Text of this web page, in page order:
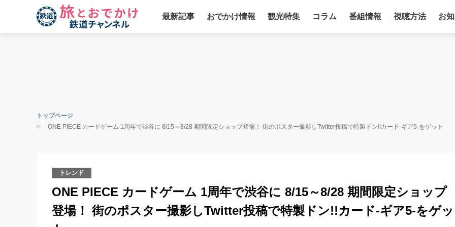
最新記事 おでかけ情報 観光特集 コラム 番組情報 視聴方法 お
トップページ
ONE PIECE カードゲーム 1周年で渋谷に 8/15～8/28 期間限定ショップ登場！ 街のポスター撮影しTwitter投稿で特製ドン!!カード-ギア5-をゲット
トレンド
ONE PIECE カードゲーム 1周年で渋谷に 8/15～8/28 期間限定ショップ
登場！ 街のポスター撮影しTwitter投稿で特製ドン!!カード-ギア5-をゲッ